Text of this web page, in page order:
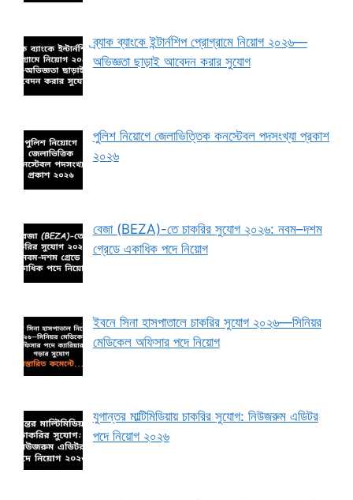
ব্র্যাক ব্যাংকে ইন্টার্নশিপ প্রোগ্রামে নিয়োগ ২০২৬—
অভিজ্ঞতা ছাড়াই আবেদন করার সুযোগ
পুলিশ নিয়োগে জেলাভিত্তিক কনস্টেবল পদসংখ্যা প্রকাশ
২০২৬
বেজা (BEZA)-তে চাকরির সুযোগ ২০২৬: নবম–দশম
গ্রেডে একাধিক পদে নিয়োগ
ইবনে সিনা হাসপাতালে চাকরির সুযোগ ২০২৬—সিনিয়র
মেডিকেল অফিসার পদে নিয়োগ
যুগান্তর মাল্টিমিডিয়ায় চাকরির সুযোগ: নিউজরুম এডিটর
পদে নিয়োগ ২০২৬